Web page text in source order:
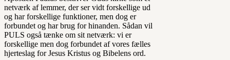
netværk af lemmer, der ser vidt forskellige ud
og har forskellige funktioner, men dog er
forbundet og har brug for hinanden. Sådan vil
PULS også tænke om sit netværk: vi er
forskellige men dog forbundet af vores fælles
hjerteslag for Jesus Kristus og Bibelens ord.